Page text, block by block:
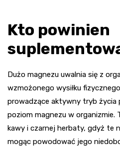
Kto powinien
Dużo magnezu uwalnia się z
wzmożonego wysiłku
prowadzące aktywny tryb
poziom magnezu w organizmie.
kawy i czarnej herbaty, gdyż te
mogąc powodować jego